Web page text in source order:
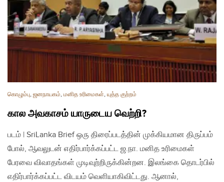
கொழும்பு, ஜனநாயகம், மனித உரிமைகள், யுத்த குற்றம்
கால அவகாசம் யாருடைய வெற்றி?
படம் | SriLanka Brief ஒரு திரைப்படத்தின் முக்கியமான திருப்பம்
போல், ஆவலுடன் எதிர்பார்க்கப்பட்ட ஜ.நா. மனித உரிமைகள்
பேரவை விவாதங்கள் முடிவுற்றிருக்கின்றன. இலங்கை தொடர்பில்
எதிர்பார்க்கப்பட்ட விடயம் வெளியாகிவிட்டது. ஆனால்,